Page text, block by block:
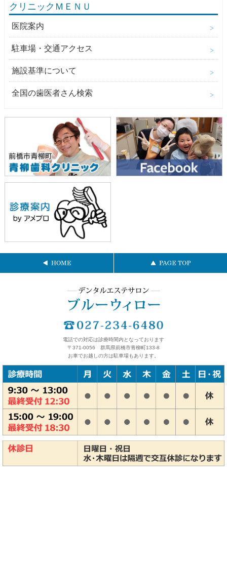
クリニックＭＥＮＵ
医院案内
駐車場・交通アクセス
施設基準について
全国の歯医者さん検索
電話での対応は診療時間内となっております
〒371-0056 群馬県前橋市青柳町133-8
お車でお越しの方は駐車場もあります。